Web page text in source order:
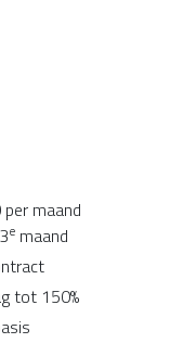
maand
e maand
tot 150%